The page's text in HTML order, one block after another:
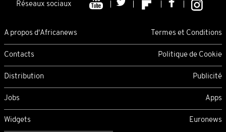
Réseaux sociaux
A propos d'Africanews Termes et Conditions
Contacts Politique de Cookie
Distribution Publicité
Jobs Apps
Widgets Euronews